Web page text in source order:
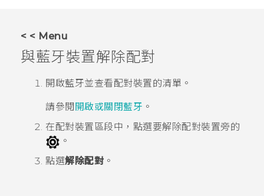
支援服務
< < Menu
與藍牙裝置解除配對
開啟藍牙並查看配對裝置的清單。
請參閱 開啟或關閉藍牙 。
在配對裝置 區段中，點選要解除配對裝置旁的
。
點選解除配對 。